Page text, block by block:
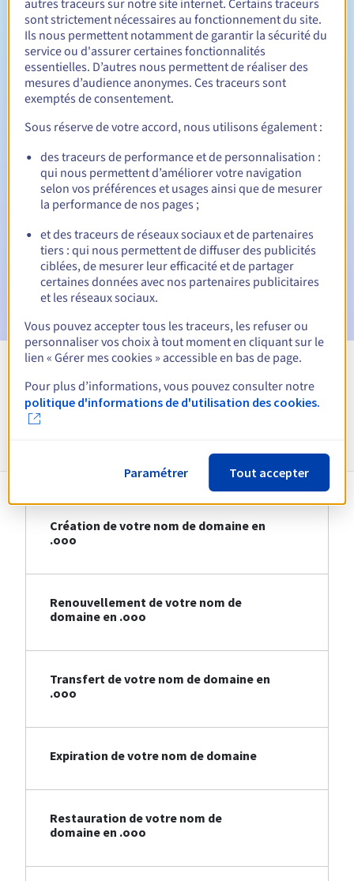
Durée de renouvellement Entre 1 et 10 ans
Période de rédemption
Notifications automatiques :
E-mails d'avertissement : 60, 30, 15, 7 et 3 jours avant la
date d'échéance
E-mail le jour de l'expirationpour notification de la
suspension du nom de domaine
E-mail après la période de grâce de rédemptionpour
notification de la suppression du nom de domaine
Voir toutes les extensions
Création de votre nom de domaine en
.ooo
Renouvellement de votre nom de
domaine en .ooo
Transfert de votre nom de domaine en
.ooo
Expiration de votre nom de domaine
Restauration de votre nom de
domaine en .ooo
autres traceurs sur notre site internet. Certains traceurs
sont strictement nécessaires au fonctionnement du site.
Ils nous permettent notamment de garantir la sécurité du
service ou d'assurer certaines fonctionnalités
essentielles. D’autres nous permettent de réaliser des
mesures d’audience anonymes. Ces traceurs sont
exemptés de consentement.
Sous réserve de votre accord, nous utilisons également :
des traceurs de performance et de personnalisation :
qui nous permettent d’améliorer votre navigation
selon vos préférences et usages ainsi que de mesurer
la performance de nos pages ;
et des traceurs de réseaux sociaux et de partenaires
tiers : qui nous permettent de diffuser des publicités
ciblées, de mesurer leur efficacité et de partager
certaines données avec nos partenaires publicitaires
et les réseaux sociaux.
Vous pouvez accepter tous les traceurs, les refuser ou
personnaliser vos choix à tout moment en cliquant sur le
lien « Gérer mes cookies » accessible en bas de page.
Pour plus d’informations, vous pouvez consulter notre
politique d'informations de d'utilisation des cookies.
Paramétrer Tout accepter